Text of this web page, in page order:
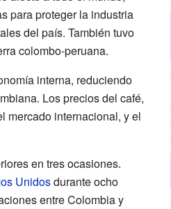
para proteger la industria
del país. También tuvo
colombo-peruana.
interna, reduciendo
Los precios del café,
mercado internacional, y el
en tres ocasiones.
Unidosdurante ocho
entre Colombia y